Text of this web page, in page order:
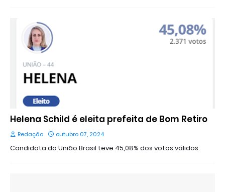
Helena Schild é eleita prefeita de Bom Retiro
Redação outubro 07, 2024
Candidata do União Brasil teve 45,08% dos votos válidos.